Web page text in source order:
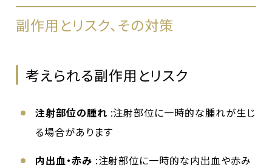
副作用とリスク、その対策
考えられる副作用とリスク
注射部位の腫れ :注射部位に一時的な腫れが生じ
る場合があります
内出血・赤み :注射部位に一時的な内出血や赤み